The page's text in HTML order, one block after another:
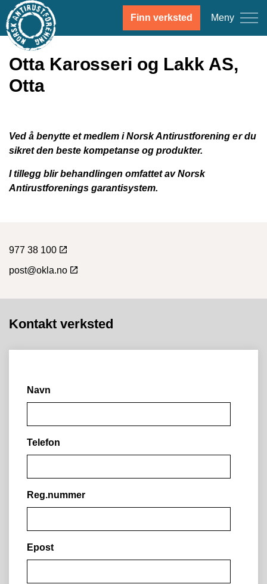
Finn verksted Meny
Otta Karosseri og Lakk AS,
Otta
Ved å benytte et medlem i Norsk Antirustforening er du
sikret den beste kompetanse og produkter.
I tillegg blir behandlingen omfattet av Norsk
Antirustforenings garantisystem.
977 38 100
post@okla.no
Kontakt verksted
Navn
Telefon
Reg.nummer
Epost